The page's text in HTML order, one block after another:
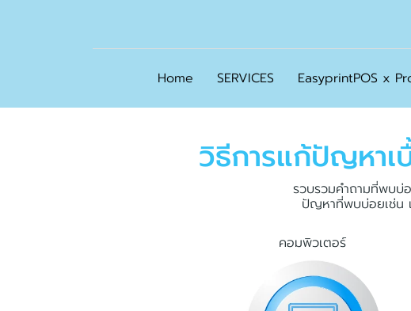
Home SERVICES EasyprintPOS x
วิธีการแก้ปัญหาเ
รวบรวมคำถามที่พบบ่
ปัญหาที่พบบ่อยเช่น
คอมพิวเตอร์